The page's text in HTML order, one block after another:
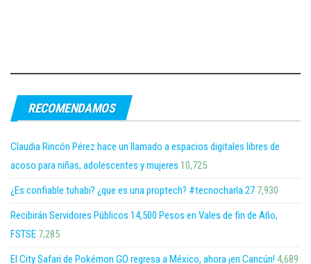
RECOMENDAMOS
Claudia Rincón Pérez hace un llamado a espacios digitales libres de
acoso para niñas, adolescentes y mujeres 10,725
¿Es confiable tuhabi? ¿que es una proptech? #tecnocharla 27 7,930
Recibirán Servidores Públicos 14,500 Pesos en Vales de fin de Año,
FSTSE 7,285
El City Safari de Pokémon GO regresa a México, ahora ¡en Cancún! 4,689